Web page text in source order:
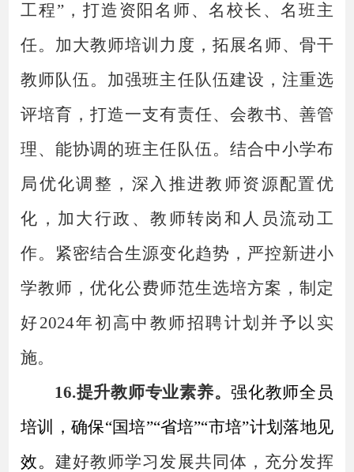
工程”，打造资阳名师、名校长、名班主
任。加大教师培训力度，拓展名师、骨干
教师队伍。加强班主任队伍建设，注重选
评培育，打造一支有责任、会教书、善管
理、能协调的班主任队伍。结合中小学布
局优化调整，深入推进教师资源配置优
化，加大行政、教师转岗和人员流动工
作。紧密结合生源变化趋势，严控新进小
学教师，优化公费师范生选培方案，制定
好2024年初高中教师招聘计划并予以实
施。
16.提升教师专业素养。强化教师全员
培训，确保“国培”“省培”“市培”计划落地见
效。建好教师学习发展共同体，充分发挥